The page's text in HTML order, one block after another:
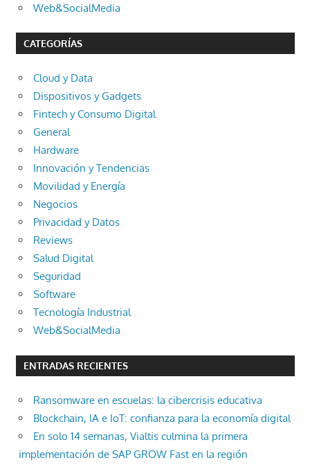
Web&SocialMedia
CATEGORÍAS
Cloud y Data
Dispositivos y Gadgets
Fintech y Consumo Digital
General
Hardware
Innovación y Tendencias
Movilidad y Energía
Negocios
Privacidad y Datos
Reviews
Salud Digital
Seguridad
Software
Tecnología Industrial
Web&SocialMedia
ENTRADAS RECIENTES
Ransomware en escuelas: la cibercrisis educativa
Blockchain, IA e IoT: confianza para la economía digital
En solo 14 semanas, Vialtis culmina la primera
implementación de SAP GROW Fast en la región